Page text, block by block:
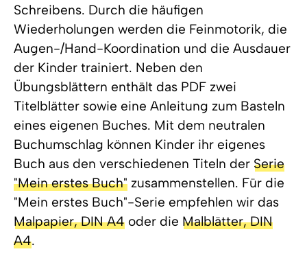
Schreibens. Durch die häufigen
Wiederholungen werden die Feinmotorik, die
Augen-/Hand-Koordination und die Ausdauer
der Kinder trainiert. Neben den
Übungsblättern enthält das PDF zwei
Titelblätter sowie eine Anleitung zum Basteln
eines eigenen Buches. Mit dem neutralen
Buchumschlag können Kinder ihr eigenes
Buch aus den verschiedenen Titeln der Serie
"Mein erstes Buch" zusammenstellen. Für die
"Mein erstes Buch"-Serie empfehlen wir das
Malpapier, DIN A4 oder die Malblätter, DIN
A4.